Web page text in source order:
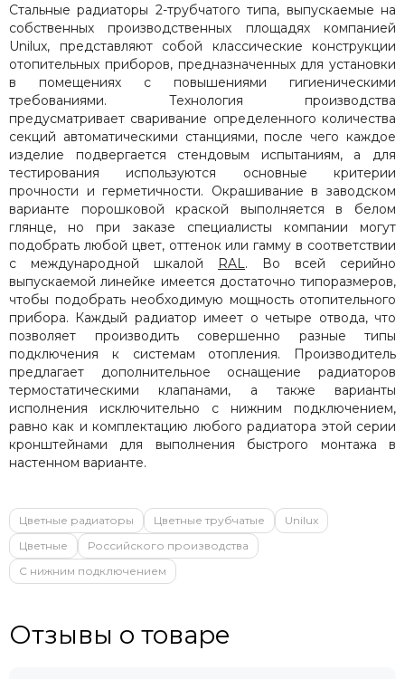
Стальные радиаторы 2-трубчатого типа, выпускаемые на
собственных производственных площадях компанией
Unilux, представляют собой классические конструкции
отопительных приборов, предназначенных для установки
в помещениях с повышениями гигиеническими
требованиями. Технология производства
предусматривает сваривание определенного количества
секций автоматическими станциями, после чего каждое
изделие подвергается стендовым испытаниям, а для
тестирования используются основные критерии
прочности и герметичности. Окрашивание в заводском
варианте порошковой краской выполняется в белом
глянце, но при заказе специалисты компании могут
подобрать любой цвет, оттенок или гамму в соответствии
с международной шкалой
RAL. Во всей серийно
выпускаемой линейке имеется достаточно типоразмеров,
чтобы подобрать необходимую мощность отопительного
прибора. Каждый радиатор имеет о четыре отвода, что
позволяет производить совершенно разные типы
подключения к системам отопления. Производитель
предлагает дополнительное оснащение радиаторов
термостатическими клапанами, а также варианты
исполнения исключительно с нижним подключением,
равно как и комплектацию любого радиатора этой серии
кронштейнами для выполнения быстрого монтажа в
настенном варианте.
Цветные радиаторы Цветные трубчатые
Unilux
Цветные
Российского производства
С нижним подключением
Отзывы о товаре